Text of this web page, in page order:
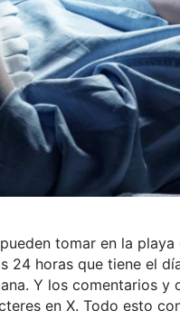
tomar en la
24 horas que tiene el
Y los comentarios
en X. Todo esto